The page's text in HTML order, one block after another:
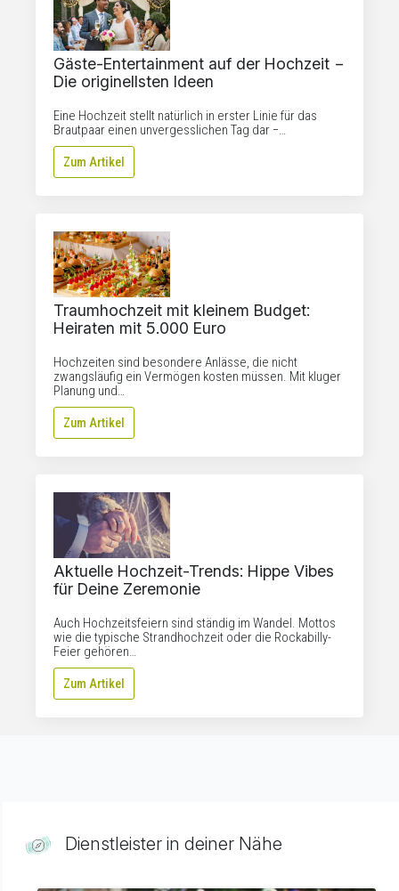
Gäste-Entertainment auf der Hochzeit −
Die originellsten Ideen
Eine Hochzeit stellt natürlich in erster Linie für das
Brautpaar einen unvergesslichen Tag dar −…
Zum Artikel
Traumhochzeit mit kleinem Budget:
Heiraten mit 5.000 Euro
Hochzeiten sind besondere Anlässe, die nicht
zwangsläufig ein Vermögen kosten müssen. Mit kluger
Planung und…
Zum Artikel
Aktuelle Hochzeit-Trends: Hippe Vibes
für Deine Zeremonie
Auch Hochzeitsfeiern sind ständig im Wandel. Mottos
wie die typische Strandhochzeit oder die Rockabilly-
Feier gehören…
Zum Artikel
Dienstleister in deiner Nähe